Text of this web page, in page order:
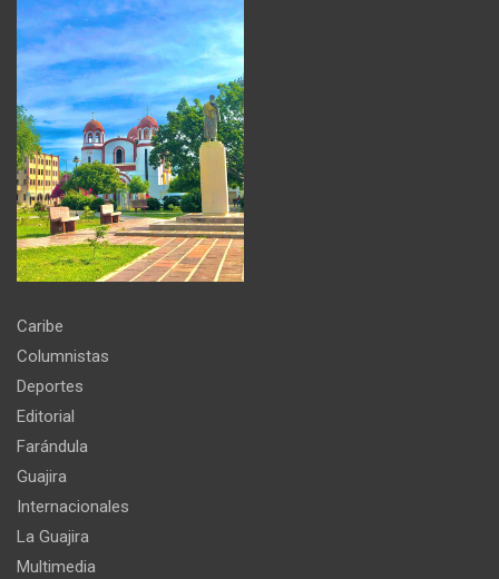
Caribe
Columnistas
Deportes
Editorial
Farándula
Guajira
Internacionales
La Guajira
Multimedia